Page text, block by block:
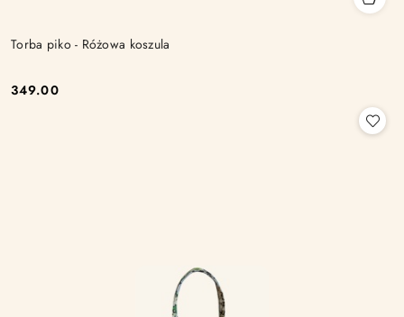
Torba piko - Różowa koszula
Cena:
349.00